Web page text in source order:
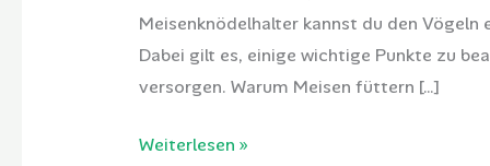
Meisenknödelhalter kannst du den Vögeln
Dabei gilt es, einige wichtige Punkte zu
versorgen. Warum Meisen füttern […]
Weiterlesen »